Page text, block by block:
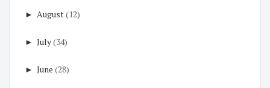
► August(12)
► July(34)
► June (28)